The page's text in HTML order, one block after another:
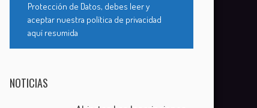
Protección de Datos, debes leer y
aceptar nuestra política de privacidad
aquí resumida
NOTICIAS